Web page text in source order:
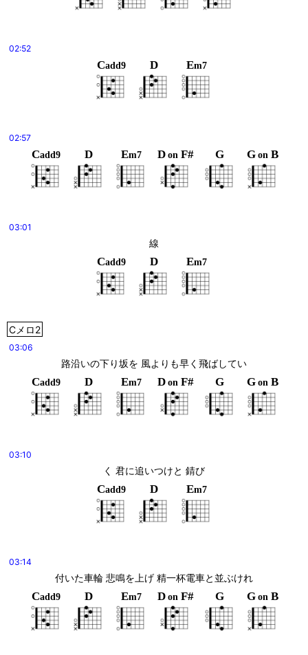
02:52
Cadd9 D Em7
02:57
Cadd9 D Em7 D on F# G G on B
03:01
線
Cadd9 D Em7
Cメロ2
03:06
路沿いの下り坂を 風よりも早く飛ばしてい
Cadd9 D Em7 D on F# G G on B
03:10
く 君に追いつけと 錆び
Cadd9 D Em7
03:14
付いた車輪 悲鳴を上げ 精一杯電車と並ぶけれ
Cadd9 D Em7 D on F# G G on B